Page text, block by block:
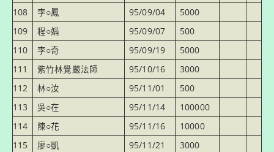
108
李○鳳 95/09/04
5000
109
程○娟 95/09/07
500
110
李○奇 95/09/19
5000
111
紫竹林覺嚴法師 95/10/16
3000
112
林○汝 95/11/01
500
113
吳○在 95/11/14
100000
114
陳○花 95/11/16
10000
115
廖○凱 95/11/21
3000